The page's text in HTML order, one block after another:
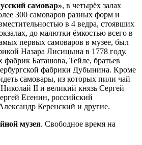
самовар», в четырёх залах
300 самоваров разных форм и
в 4 ведра, стоявших
до малютки ёмкостью всего в
первых самоваров в музее, был
Назара Лисицына в 1778 году.
фабрик Баташова, Тейле, братьев
фабрики Дубынина. Кроме
самовары, из которых пили чай
II и великий князь Сергей
Есенин, российский
Керенский и другие.
музея. Свободное время на